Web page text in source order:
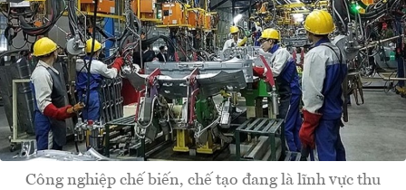
Công nghiệp chế biến, chế tạo đang là lĩnh vực thu